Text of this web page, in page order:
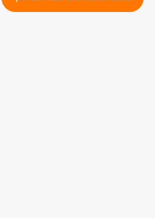
masque à Berlin contre les